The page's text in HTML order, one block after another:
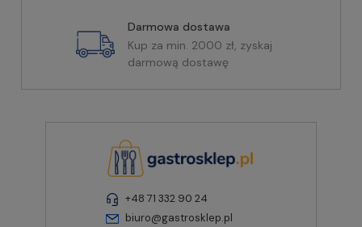
Darmowa dostawa
Kup za min. 2000 zł, zyskaj
darmową dostawę
+48 71 332 90 24
biuro@gastrosklep.pl